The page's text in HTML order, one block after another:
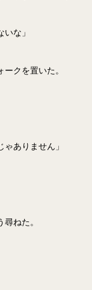
な」
クを置いた。
ありません」
ねた。